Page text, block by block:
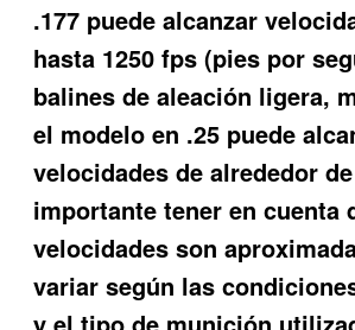
.177 puede alcanzar
hasta 1250 fps (pies por
balines de aleación ligera,
el modelo en .25 puede
velocidades de alrededor
importante tener en cuenta
velocidades son
variar según las